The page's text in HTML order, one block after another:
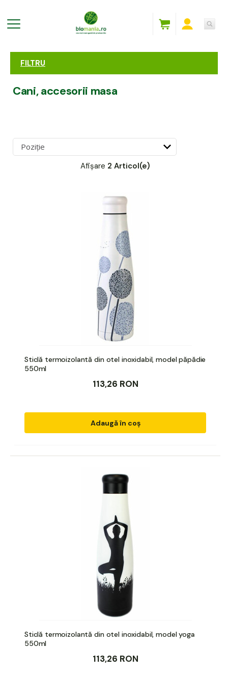
FILTRU
Cani, accesorii masa
Afișare 2 Articol(e)
Sticlă termoizolantă din otel inoxidabil, model păpădie
550ml
113,26 RON
Adaugă în coș
Sticlă termoizolantă din otel inoxidabil, model yoga
550ml
113,26 RON